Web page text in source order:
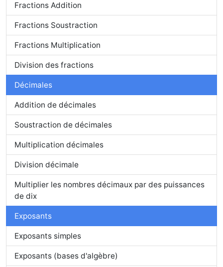
Fractions Addition
Fractions Soustraction
Fractions Multiplication
Division des fractions
Décimales
Addition de décimales
Soustraction de décimales
Multiplication décimales
Division décimale
Multiplier les nombres décimaux par des puissances
de dix
Exposants
Exposants simples
Exposants (bases d'algèbre)